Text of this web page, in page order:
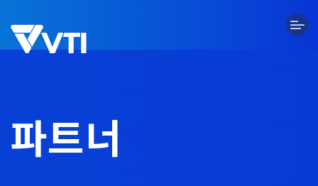
to
content
파트너